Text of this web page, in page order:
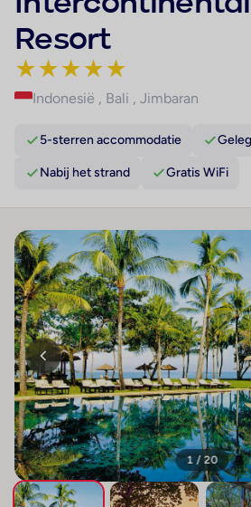
Resort
★★★★★
Indonesië , Bali , Jimbaran
5-sterren accommodatie
Nabij het strand Gratis WiFi
1 / 20